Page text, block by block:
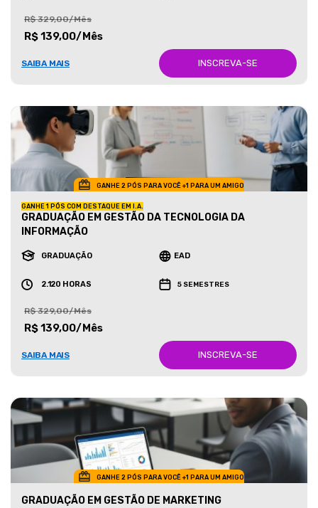
R$ 329,00/Mês
R$ 139,00/Mês
SAIBA MAIS INSCREVA-SE
GANHE 2 PÓS PARA VOCÊ +1 PARA UM AMIGO
GANHE 1 PÓS COM DESTAQUE EM I.A.
GRADUAÇÃO EM GESTÃO DA TECNOLOGIA DA
INFORMAÇÃO
GRADUAÇÃO EAD
2.120 HORAS 5 SEMESTRES
R$ 329,00/Mês
R$ 139,00/Mês
SAIBA MAIS INSCREVA-SE
GANHE 2 PÓS PARA VOCÊ +1 PARA UM AMIGO
GRADUAÇÃO EM GESTÃO DE MARKETING